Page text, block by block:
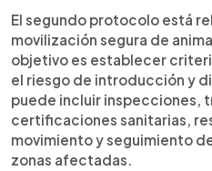
El segundo protocolo está
movilización segura de
objetivo es establecer
el riesgo de introducción y
puede incluir inspecciones,
certificaciones sanitarias,
movimiento y seguimiento
zonas afectadas.